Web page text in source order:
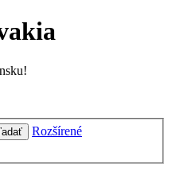
Rozšírené